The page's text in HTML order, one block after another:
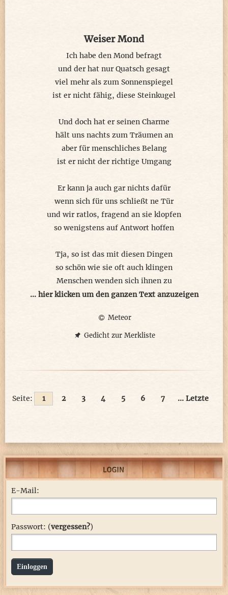
Weiser Mond
Ich habe den Mond befragt
und der hat nur Quatsch gesagt
viel mehr als zum Sonnenspiegel
ist er nicht fähig, diese Steinkugel
Und doch hat er seinen Charme
hält uns nachts zum Träumen an
aber für menschliches Belang
ist er nicht der richtige Umgang
Er kann ja auch gar nichts dafür
wenn sich für uns schließt ne Tür
und wir ratlos, fragend an sie klopfen
so wenigstens auf Antwort hoffen
Tja, so ist das mit diesen Dingen
so schön wie sie oft auch klingen
Menschen wenden sich ihnen zu
dabei wollen diese nur ihre Ruh
© meteor 2025
... hier klicken um den ganzen Text anzuzeigen
Meteor
Gedicht zur Merkliste
Seite: 1 2 3 4 5 6 7 ... Letzte
E-Mail:
Passwort: (vergessen?)
Einloggen